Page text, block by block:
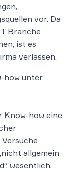
vor. Da
Branche
ist es
verlassen.
how unter
Know-how eine
allgemein
wesentlich,